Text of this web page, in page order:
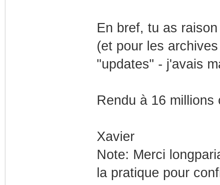
En bref, tu as
(et pour les
"updates" - j'avais
Rendu à 16
Xavier
Note: Merci
la pratique pour